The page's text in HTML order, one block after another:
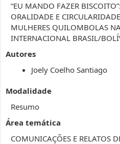
“EU MANDO FAZER
ORALIDADE E
MULHERES QUILOMBOLAS
INTERNACIONAL BRASIL/
Autores
Joely Coelho Santiago
Modalidade
Resumo
Área temática
COMUNICAÇÕES E RELATOS